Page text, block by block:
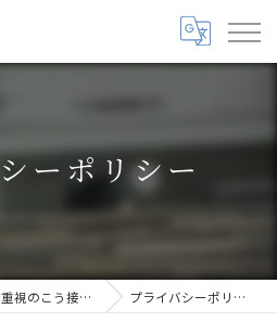
ーポリシー
草津市の接骨院は再発予防重視のこう接骨院 プライバシーポリシー